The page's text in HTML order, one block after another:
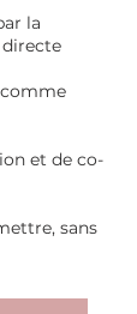
la
directe
et de co-
sans